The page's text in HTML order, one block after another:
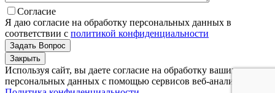
Согласие
Я даю согласие на обработку персональных данных в
соответствии с политикой конфиденциальности
Закрыть
Используя сайт, вы даете согласие на обработку ваших
персональных данных с помощью сервисов веб-аналитики.